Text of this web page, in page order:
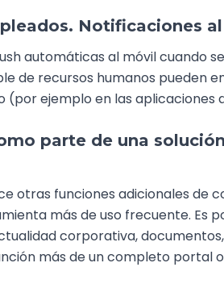
Notificaciones
automáticas al móvil cuando
de recursos humanos pueden
ejemplo en las aplicaciones
parte de una
otras funciones adicionales de
más de uso frecuente. Es
corporativa,
más de un completo portal